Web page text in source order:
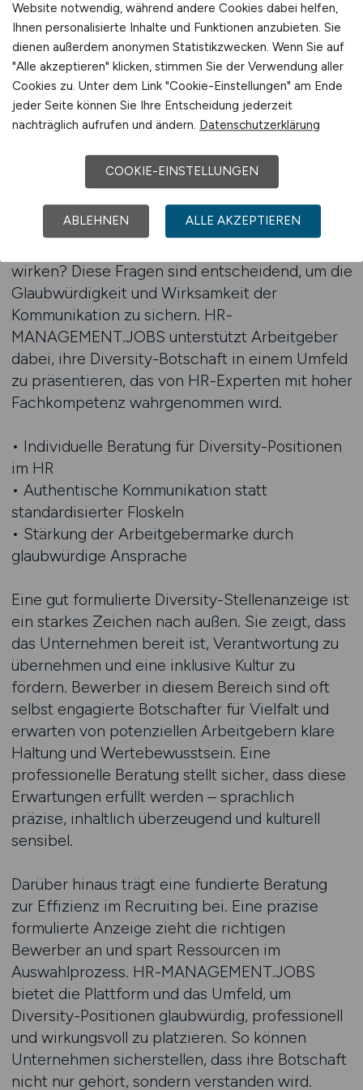
Veröffentlichung ihrer Ausschreibungen
beraten zu lassen, um authentisch aufzutreten
und die besten Kandidaten für ihre Diversity-
Strategie zu gewinnen.
Eine professionelle Beratung hilft, die richtigen
möchte das Unternehmen betonen? Welche
konkreten Ziele verfolgt es mit seinem
Diversity-Programm? Und wie können diese
Inhalte in einer Anzeige überzeugend
wirken? Diese Fragen sind entscheidend, um die
Glaubwürdigkeit und Wirksamkeit der
Kommunikation zu sichern. HR-
MANAGEMENT.JOBS unterstützt Arbeitgeber
dabei, ihre Diversity-Botschaft in einem Umfeld
zu präsentieren, das von HR-Experten mit hoher
Fachkompetenz wahrgenommen wird.
• Individuelle Beratung für Diversity-Positionen
im HR
• Authentische Kommunikation statt
standardisierter Floskeln
• Stärkung der Arbeitgebermarke durch
glaubwürdige Ansprache
Eine gut formulierte Diversity-Stellenanzeige ist
ein starkes Zeichen nach außen. Sie zeigt, dass
das Unternehmen bereit ist, Verantwortung zu
übernehmen und eine inklusive Kultur zu
fördern. Bewerber in diesem Bereich sind oft
selbst engagierte Botschafter für Vielfalt und
erwarten von potenziellen Arbeitgebern klare
Haltung und Wertebewusstsein. Eine
professionelle Beratung stellt sicher, dass diese
Erwartungen erfüllt werden – sprachlich
präzise, inhaltlich überzeugend und kulturell
sensibel.
Darüber hinaus trägt eine fundierte Beratung
zur Effizienz im Recruiting bei. Eine präzise
formulierte Anzeige zieht die richtigen
Bewerber an und spart Ressourcen im
Auswahlprozess. HR-MANAGEMENT.JOBS
bietet die Plattform und das Umfeld, um
Diversity-Positionen glaubwürdig, professionell
und wirkungsvoll zu platzieren. So können
Unternehmen sicherstellen, dass ihre Botschaft
nicht nur gehört, sondern verstanden wird.
Website notwendig, während andere Cookies dabei helfen,
Ihnen personalisierte Inhalte und Funktionen anzubieten. Sie
dienen außerdem anonymen Statistikzwecken. Wenn Sie auf
"Alle akzeptieren" klicken, stimmen Sie der Verwendung aller
Cookies zu. Unter dem Link "Cookie-Einstellungen" am Ende
jeder Seite können Sie Ihre Entscheidung jederzeit
nachträglich aufrufen und ändern. Datenschutzerklärung
COOKIE-EINSTELLUNGEN
ABLEHNEN ALLE AKZEPTIEREN